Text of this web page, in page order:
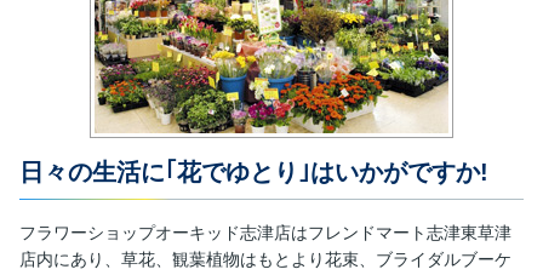
日々の生活に｢花でゆとり｣はいかがですか!
フラワーショップオーキッド志津店はフレンドマート志津東草津
店内にあり、草花、観葉植物はもとより花束、ブライダルブーケ